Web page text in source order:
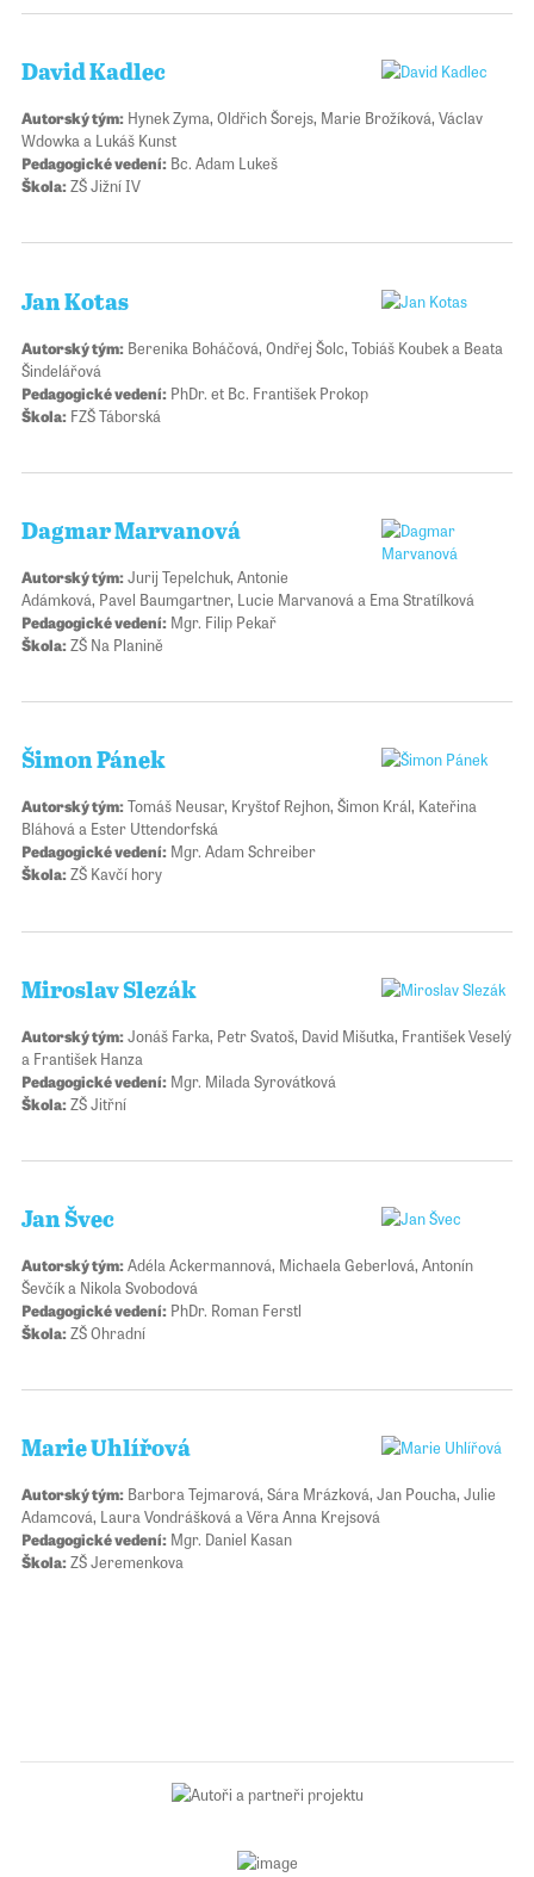
David Kadlec
Autorský tým: Hynek Zyma, Oldřich Šorejs, Marie Brožíková, Václav
Wdowka a Lukáš Kunst
Pedagogické vedení: Bc. Adam Lukeš
Škola:ZŠ Jižní IV
Jan Kotas
Autorský tým: Berenika Boháčová, Ondřej Šolc, Tobiáš Koubek a Beata
Šindelářová
Pedagogické vedení: PhDr. et Bc. František Prokop
Škola: FZŠ Táborská
Dagmar Marvanová
Autorský tým:Jurij Tepelchuk, Antonie
Adámková, Pavel Baumgartner, Lucie Marvanová a Ema Stratílková
Pedagogické vedení: Mgr. Filip Pekař
Škola:ZŠ Na Planině
Šimon Pánek
Autorský tým:Tomáš Neusar, Kryštof Rejhon, Šimon Král, Kateřina
Bláhová a Ester Uttendorfská
Pedagogické vedení: Mgr. Adam Schreiber
Škola:ZŠ Kavčí hory
Miroslav Slezák
Autorský tým:Jonáš Farka, Petr Svatoš, David Mišutka, František Veselý
a František Hanza
Pedagogické vedení: Mgr. Milada Syrovátková
Škola:ZŠ Jitřní
Jan Švec
Autorský tým:Adéla Ackermannová, Michaela Geberlová, Antonín
Ševčík a Nikola Svobodová
Pedagogické vedení: PhDr. Roman Ferstl
Škola:ZŠ Ohradní
Marie Uhlířová
Autorský tým: Barbora Tejmarová, Sára Mrázková, Jan Poucha, Julie
Adamcová, Laura Vondrášková a Věra Anna Krejsová
Pedagogické vedení: Mgr. Daniel Kasan
Škola:ZŠ Jeremenkova